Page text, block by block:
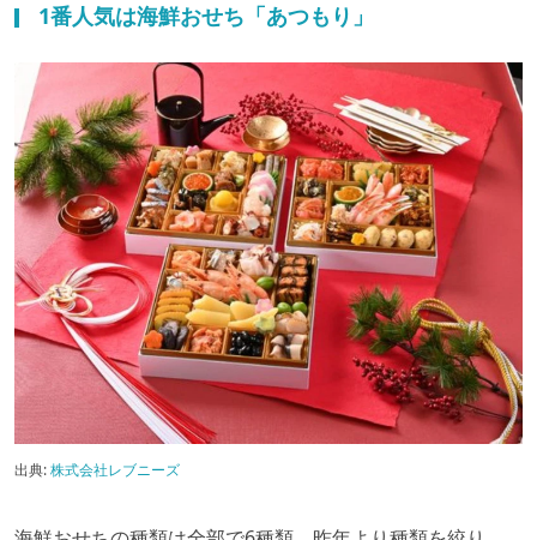
1番人気は海鮮おせち「あつもり」
出典:株式会社レブニーズ